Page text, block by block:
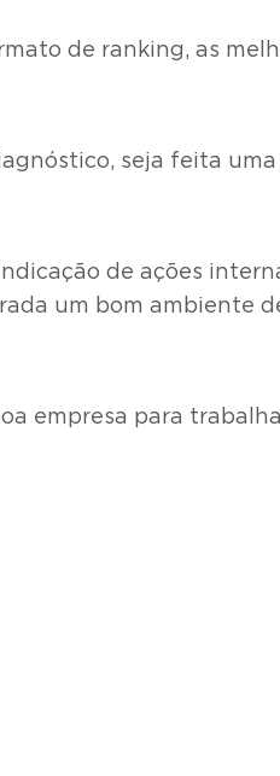
de ranking, as
seja feita
de ações
um bom ambiente
empresa para